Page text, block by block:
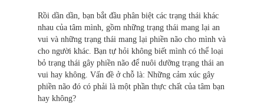
Rồi dần dần, bạn bắt đầu phân biệt các trạng thái khác
nhau của tâm mình, gồm những trạng thái mang lại an
vui và những trạng thái mang lại phiền não cho mình và
cho người khác. Bạn tự hỏi không biết mình có thể loại
bỏ trạng thái gây phiền não để nuôi dưỡng trạng thái an
vui hay không. Vấn đề ở chỗ là: Những cảm xúc gây
phiền não đó có phải là một phần thực chất của tâm bạn
hay không?